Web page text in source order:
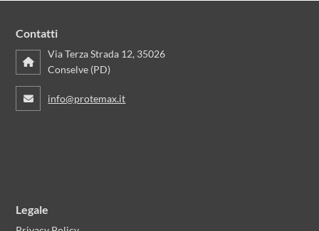
Contatti
Via Terza Strada 12, 35026
Conselve (PD)
info@protemax.it
Legale